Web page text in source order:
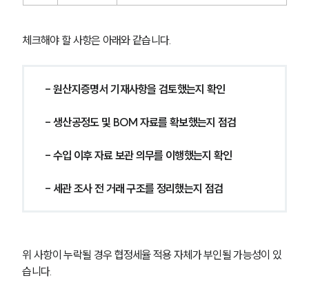
체크해야 할 사항은 아래와 같습니다.
- 원산지증명서 기재사항을 검토했는지 확인
- 생산공정도 및 BOM 자료를 확보했는지 점검
- 수입 이후 자료 보관 의무를 이행했는지 확인
- 세관 조사 전 거래 구조를 정리했는지 점검
위 사항이 누락될 경우 협정세율 적용 자체가 부인될 가능성이 있
습니다.